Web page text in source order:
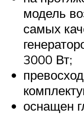
модель
самых
3000 Вт;
оснащен